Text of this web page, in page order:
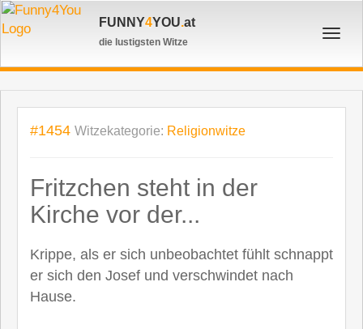
FUNNY4YOU.at
die lustigsten Witze
#1454 Witzekategorie: Religionwitze
Fritzchen steht in der
Kirche vor der...
Krippe, als er sich unbeobachtet fühlt schnappt
er sich den Josef und verschwindet nach
Hause.